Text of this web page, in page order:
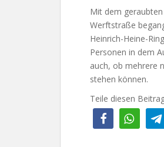
Mit dem
Werftstraße
Heinrich-Heine-
Personen in dem
auch, ob mehrere
stehen können.
Teile diesen